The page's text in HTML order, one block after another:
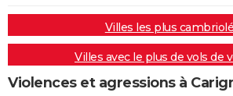
Villes les plus
Villes avec le plus de vols de
Violences et agressions à